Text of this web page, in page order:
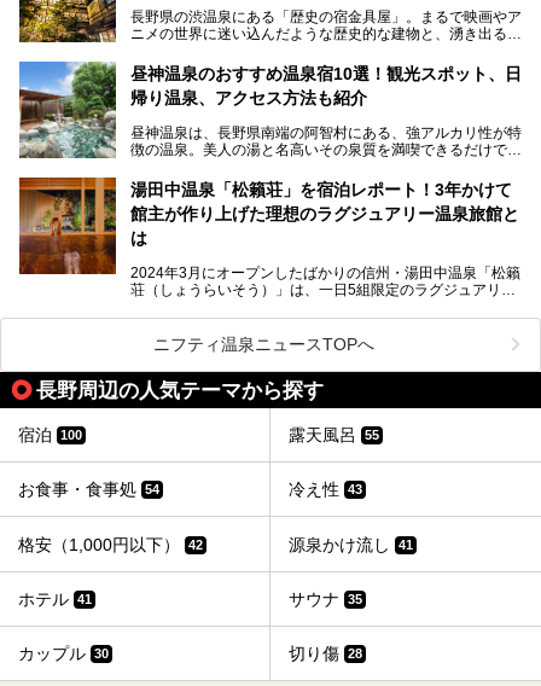
長野県の渋温泉にある「歴史の宿金具屋」。まるで映画やア
ニメの世界に迷い込んだような歴史的な建物と、湧き出る温
を隅々まで楽しみたいですよね。この記事では、金具屋での
滞在を最高の思い出にするための「楽しみ方」を徹底的にご
紹介します！
昼神温泉のおすすめ温泉宿10選！観光スポット、日
帰り温泉、アクセス方法も紹介
昼神温泉は、長野県南端の阿智村にある、強アルカリ性が特
徴の温泉。美人の湯と名高いその泉質を満喫できるだけでな
昼神温泉では、朝市などの観光スポットや、信州名物のおや
きを楽しめるグルメスポットなど、観光を楽しむにはぴった
りの場所が豊富にあります。
この記事では、昼神温泉での滞在を充実させる宿泊施設や日
帰り温泉、見どころ満載の観光・グルメスポットに加え、ア
クセス方法も順に紹介します。
湯田中温泉「松籟荘」を宿泊レポート！3年かけて
館主が作り上げた理想のラグジュアリー温泉旅館と
は
2024年3月にオープンしたばかりの信州・湯田中温泉「松籟
荘（しょうらいそう）」は、一日5組限定のラグジュアリー
ライベートに楽しめる非日常感が味わえます。また宿泊者は
道向かいの「よろづや」の大浴場「桃山風呂」や共同浴場の
「湯田中大湯」も利用ができます。
極上のお湯に浸り上質なお料理に舌鼓、特別な日に泊まりた
い湯田中温泉「松籟荘」を、実際に宿泊した目線で紹介しま
ニフティ温泉ニュースTOPへ
長野周辺の人気テーマから探す
宿泊 100 露天風呂 55
お食事・食事処 54 冷え性 43
格安（1,000円以下） 42 源泉かけ流し 41
ホテル 41 サウナ 35
カップル 30 切り傷 28